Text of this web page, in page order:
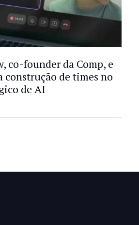
co-founder da Comp, e
construção de times no
de AI